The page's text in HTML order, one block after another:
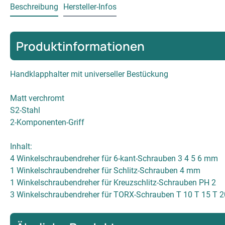
Beschreibung Hersteller-Infos
Produktinformationen
Handklapphalter mit universeller Bestückung
Matt verchromt
S2-Stahl
2-Komponenten-Griff
Inhalt:
4 Winkelschraubendreher für 6-kant-Schrauben 3 4 5 6 mm
1 Winkelschraubendreher für Schlitz-Schrauben 4 mm
1 Winkelschraubendreher für Kreuzschlitz-Schrauben PH 2
3 Winkelschraubendreher für TORX-Schrauben T 10 T 15 T